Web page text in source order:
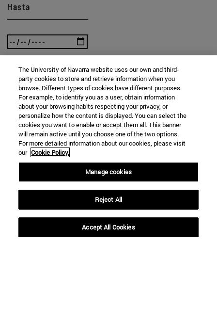
Hasta
BUSCAR
The University of Navarra website uses our own and third-
party cookies to store and retrieve information when you
browse. Different types of cookies have different purposes.
For example, to identify you as a user, obtain information
about your browsing habits respecting your privacy, or
personalize how the content is displayed. You can select the
cookies you want to enable or accept them all. This banner
will remain active until you choose one of the two options.
For more detailed information about our cookies, please visit
our Cookie Policy.
Manage cookies
Reject All
Accept All Cookies